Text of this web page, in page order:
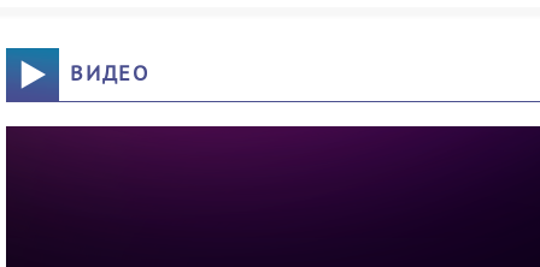
ВИДЕО